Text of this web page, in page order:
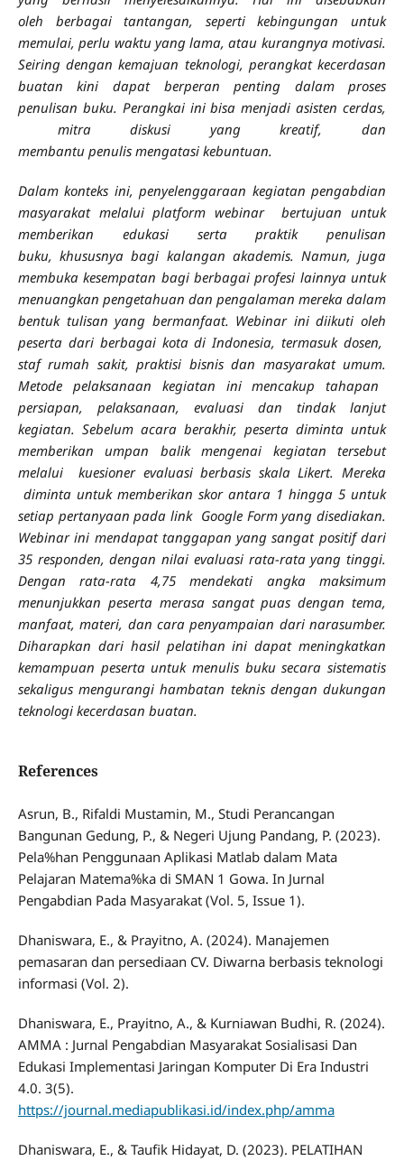
oleh berbagai tantangan, seperti kebingungan untuk
memulai, perlu waktu yang lama, atau kurangnya motivasi.
Seiring dengan kemajuan teknologi, perangkat kecerdasan
buatan kini dapat berperan penting dalam proses
penulisan buku. Perangkai ini bisa menjadi asisten cerdas,
mitra diskusi yang kreatif, dan
membantu penulis mengatasi kebuntuan.
Dalam konteks ini, penyelenggaraan kegiatan pengabdian
masyarakat melalui platform webinar bertujuan untuk
memberikan edukasi serta praktik penulisan
buku, khususnya bagi kalangan akademis. Namun, juga
membuka kesempatan bagi berbagai profesi lainnya untuk
menuangkan pengetahuan dan pengalaman mereka dalam
bentuk tulisan yang bermanfaat. Webinar ini diikuti oleh
peserta dari berbagai kota di Indonesia, termasuk dosen,
staf rumah sakit, praktisi bisnis dan masyarakat umum.
Metode pelaksanaan kegiatan ini mencakup tahapan
persiapan, pelaksanaan, evaluasi dan tindak lanjut
kegiatan. Sebelum acara berakhir, peserta diminta untuk
memberikan umpan balik mengenai kegiatan tersebut
melalui kuesioner evaluasi berbasis skala Likert. Mereka
diminta untuk memberikan skor antara 1 hingga 5 untuk
setiap pertanyaan pada link Google Form yang disediakan.
Webinar ini mendapat tanggapan yang sangat positif dari
35 responden, dengan nilai evaluasi rata-rata yang tinggi.
Dengan rata-rata 4,75 mendekati angka maksimum
menunjukkan peserta merasa sangat puas dengan tema,
manfaat, materi, dan cara penyampaian dari narasumber.
Diharapkan dari hasil pelatihan ini dapat meningkatkan
kemampuan peserta untuk menulis buku secara sistematis
sekaligus mengurangi hambatan teknis dengan dukungan
teknologikecerdasan buatan.
References
Asrun, B., Rifaldi Mustamin, M., Studi Perancangan
Bangunan Gedung, P., & Negeri Ujung Pandang, P. (2023).
Pela%han Penggunaan Aplikasi Matlab dalam Mata
Pelajaran Matema%ka di SMAN 1 Gowa. In Jurnal
Pengabdian Pada Masyarakat (Vol. 5, Issue 1).
Dhaniswara, E., & Prayitno, A. (2024). Manajemen
pemasaran dan persediaan CV. Diwarna berbasis teknologi
informasi (Vol. 2).
Dhaniswara, E., Prayitno, A., & Kurniawan Budhi, R. (2024).
AMMA : Jurnal Pengabdian Masyarakat Sosialisasi Dan
Edukasi Implementasi Jaringan Komputer Di Era Industri
4.0. 3(5).
https://journal.mediapublikasi.id/index.php/amma
Dhaniswara, E., & Taufik Hidayat, D. (2023). PELATIHAN